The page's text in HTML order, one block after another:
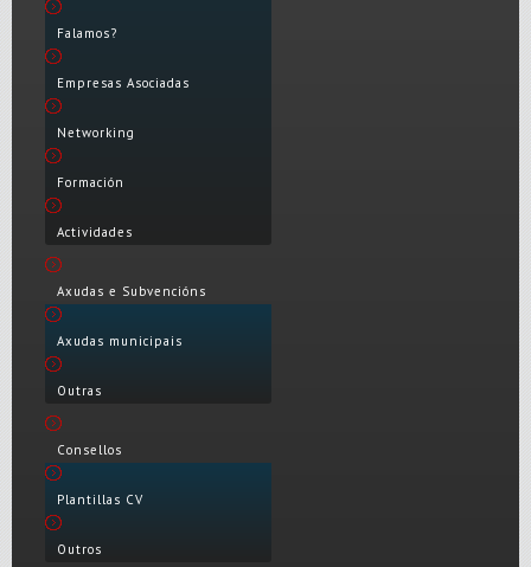
Falamos?
Empresas Asociadas
Networking
Formación
Actividades
Axudas e Subvencións
Axudas municipais
Outras
Consellos
Plantillas CV
Outros